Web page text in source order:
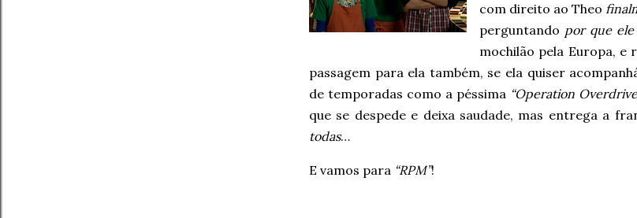
com direito ao Theo
perguntando por que
mochilão pela Europa,
passagem para ela também, se ela quiser
de temporadas como a péssima “Operation
que se despede e deixa saudade, mas entrega a
todas…
E vamos para “RPM”!